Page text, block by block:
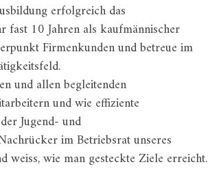
erfolgreich das
fast 10 Jahren als kaufmännischer
Firmenkunden und betreue im
und allen begleitenden
und wie effiziente
Jugend- und
im Betriebsrat unseres
wie man gesteckte Ziele erreicht.